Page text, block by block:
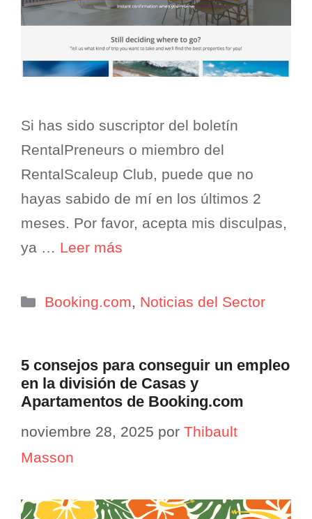
Si has sido suscriptor del boletín
RentalPreneurs o miembro del
RentalScaleup Club, puede que no
hayas sabido de mí en los últimos 2
meses. Por favor, acepta mis disculpas,
ya … Leer más
Categorías
Booking.com, Noticias del Sector
5 consejos para conseguir un empleo
en la división de Casas y
Apartamentos de Booking.com
noviembre 28, 2025 por Thibault
Masson